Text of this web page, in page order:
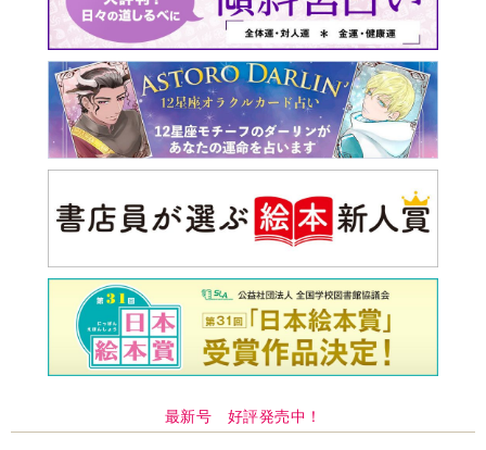
最新号 好評発売中！